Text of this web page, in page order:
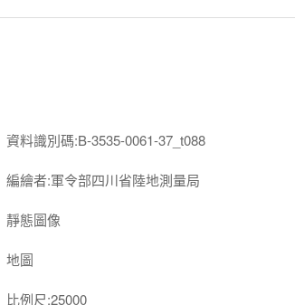
資料識別碼:B-3535-0061-37_t088
編繪者:軍令部四川省陸地測量局
靜態圖像
地圖
比例尺:25000